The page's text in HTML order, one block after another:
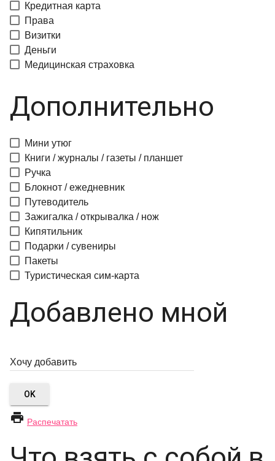
Кредитная карта
Права
Визитки
Деньги
Медицинская страховка
Дополнительно
Мини утюг
Книги / журналы / газеты / планшет
Ручка
Блокнот / ежедневник
Путеводитель
Зажигалка / открывалка / нож
Кипятильник
Подарки / сувениры
Пакеты
Туристическая сим-карта
Добавлено мной
OK
 Распечатать